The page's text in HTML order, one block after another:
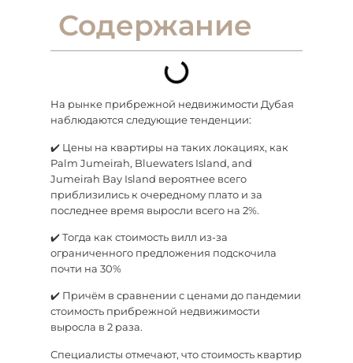
Содержание
На рынке прибрежной недвижимости Дубая
наблюдаются следующие тенденции:
✔️ Цены на квартиры на таких локациях, как
Palm Jumeirah, Bluewaters Island, and
Jumeirah Bay Island вероятнее всего
приблизились к очередному плато и за
последнее время выросли всего на 2%.
✔️ Тогда как стоимость вилл из-за
ограниченного предложения подскочила
почти на 30%
✔️ Причём в сравнении с ценами до пандемии
стоимость прибрежной недвижимости
выросла в 2 раза.
Специалисты отмечают, что стоимость квартир